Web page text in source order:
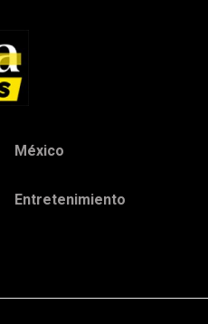
México
Entretenimiento